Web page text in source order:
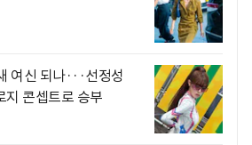
여신 되나···선정성
지 콘셉트로 승부